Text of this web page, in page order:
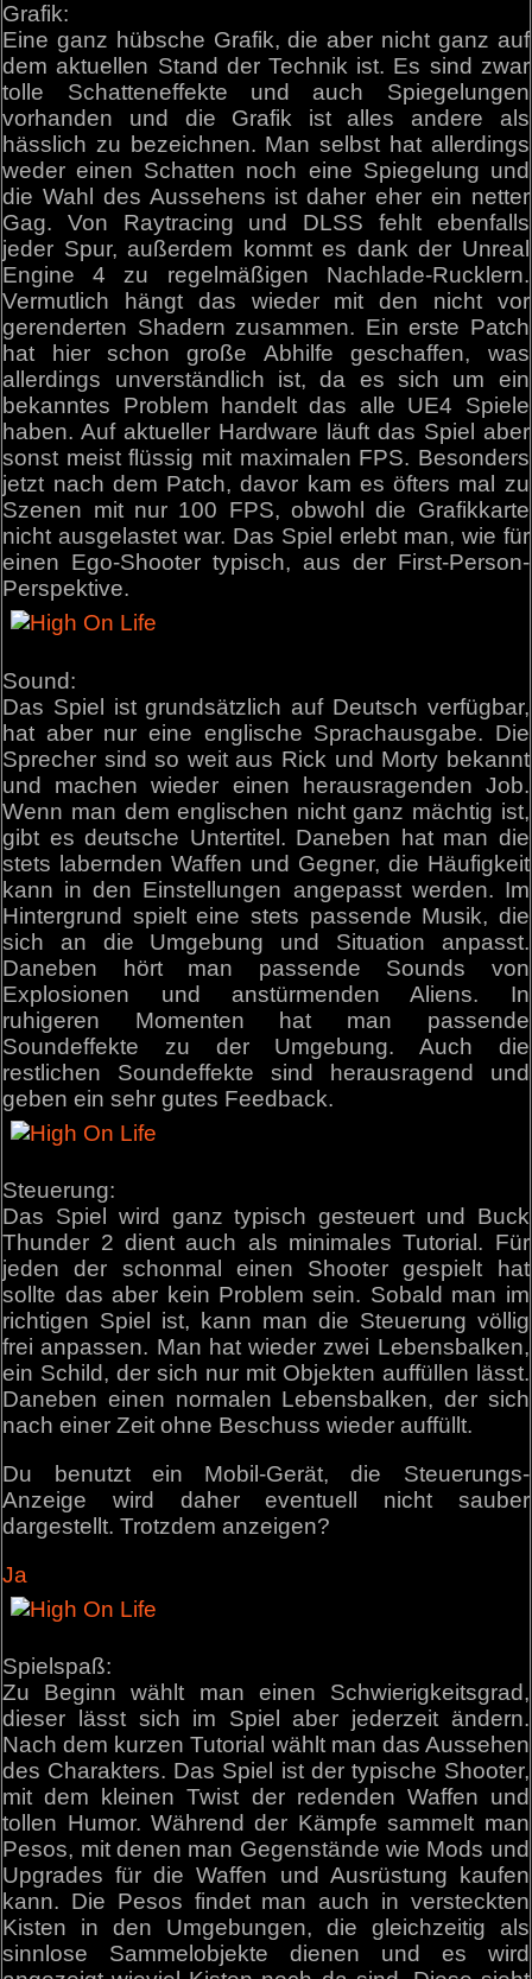
Grafik:
Eine ganz hübsche Grafik, die aber nicht ganz auf
dem aktuellen Stand der Technik ist. Es sind zwar
tolle Schatteneffekte und auch Spiegelungen
vorhanden und die Grafik ist alles andere als
hässlich zu bezeichnen. Man selbst hat allerdings
weder einen Schatten noch eine Spiegelung und
die Wahl des Aussehens ist daher eher ein netter
Gag. Von Raytracing und DLSS fehlt ebenfalls
jeder Spur, außerdem kommt es dank der Unreal
Engine 4 zu regelmäßigen Nachlade-Rucklern.
Vermutlich hängt das wieder mit den nicht vor
gerenderten Shadern zusammen. Ein erste Patch
hat hier schon große Abhilfe geschaffen, was
allerdings unverständlich ist, da es sich um ein
bekanntes Problem handelt das alle UE4 Spiele
haben. Auf aktueller Hardware läuft das Spiel aber
sonst meist flüssig mit maximalen FPS. Besonders
jetzt nach dem Patch, davor kam es öfters mal zu
Szenen mit nur 100 FPS, obwohl die Grafikkarte
nicht ausgelastet war. Das Spiel erlebt man, wie für
einen Ego-Shooter typisch, aus der First-Person-
Perspektive.
Sound:
Das Spiel ist grundsätzlich auf Deutsch verfügbar,
hat aber nur eine englische Sprachausgabe. Die
Sprecher sind so weit aus Rick und Morty bekannt
und machen wieder einen herausragenden Job.
Wenn man dem englischen nicht ganz mächtig ist,
gibt es deutsche Untertitel. Daneben hat man die
stets labernden Waffen und Gegner, die Häufigkeit
kann in den Einstellungen angepasst werden. Im
Hintergrund spielt eine stets passende Musik, die
sich an die Umgebung und Situation anpasst.
Daneben hört man passende Sounds von
Explosionen und anstürmenden Aliens. In
ruhigeren Momenten hat man passende
Soundeffekte zu der Umgebung. Auch die
restlichen Soundeffekte sind herausragend und
geben ein sehr gutes Feedback.
Steuerung:
Das Spiel wird ganz typisch gesteuert und Buck
Thunder 2 dient auch als minimales Tutorial. Für
jeden der schonmal einen Shooter gespielt hat
sollte das aber kein Problem sein. Sobald man im
richtigen Spiel ist, kann man die Steuerung völlig
frei anpassen. Man hat wieder zwei Lebensbalken,
ein Schild, der sich nur mit Objekten auffüllen lässt.
Daneben einen normalen Lebensbalken, der sich
nach einer Zeit ohne Beschuss wieder auffüllt.
Du benutzt ein Mobil-Gerät, die Steuerungs-
Anzeige wird daher eventuell nicht sauber
dargestellt. Trotzdem anzeigen?
Ja
Spielspaß:
Zu Beginn wählt man einen Schwierigkeitsgrad,
dieser lässt sich im Spiel aber jederzeit ändern.
Nach dem kurzen Tutorial wählt man das Aussehen
des Charakters. Das Spiel ist der typische Shooter,
mit dem kleinen Twist der redenden Waffen und
tollen Humor. Während der Kämpfe sammelt man
Pesos, mit denen man Gegenstände wie Mods und
Upgrades für die Waffen und Ausrüstung kaufen
kann. Die Pesos findet man auch in versteckten
Kisten in den Umgebungen, die gleichzeitig als
sinnlose Sammelobjekte dienen und es wird